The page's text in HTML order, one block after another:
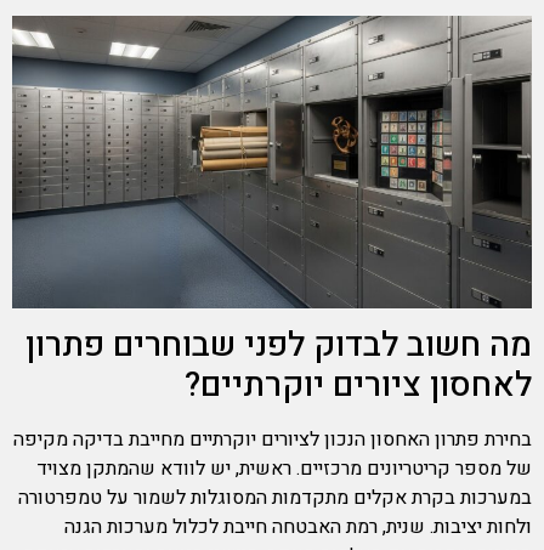
מה חשוב לבדוק לפני שבוחרים פתרון
לאחסון ציורים יוקרתיים?
בחירת פתרון האחסון הנכון לציורים יוקרתיים מחייבת בדיקה מקיפה
של מספר קריטריונים מרכזיים. ראשית, יש לוודא שהמתקן מצויד
במערכות בקרת אקלים מתקדמות המסוגלות לשמור על טמפרטורה
ולחות יציבות. שנית, רמת האבטחה חייבת לכלול מערכות הגנה